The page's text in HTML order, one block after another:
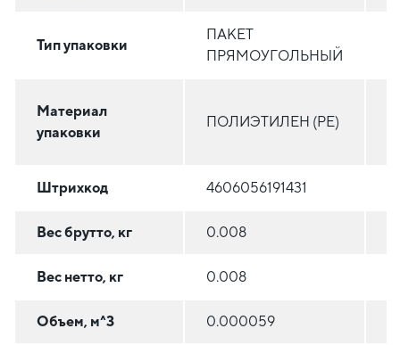
Тип упаковки
ПАКЕТ
ПРЯМОУГОЛЬНЫЙ
Материал
упаковки
ПОЛИЭТИЛЕН (PE)
Штрихкод 4606056191431
Вес брутто, кг 0.008
Вес нетто, кг 0.008
Объем, м^3 0.000059